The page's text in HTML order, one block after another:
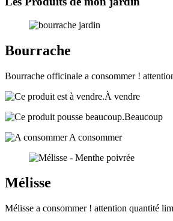
Bourrache
Bourrache officinale a consommer !
À vendre
Beaucoup
A consommer
Mélisse
Mélisse a consommer ! attention quantité